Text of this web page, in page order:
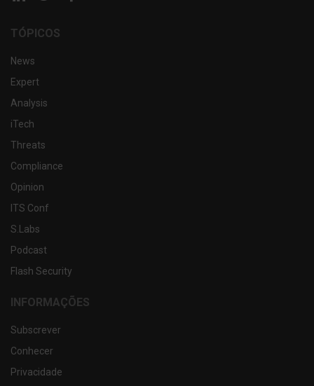
TÓPICOS
News
Expert
Analysis
iTech
Threats
Compliance
Opinion
ITS Conf
S.Labs
Podcast
Flash Security
INFORMAÇÕES
Subscrever
Conhecer
Privacidade